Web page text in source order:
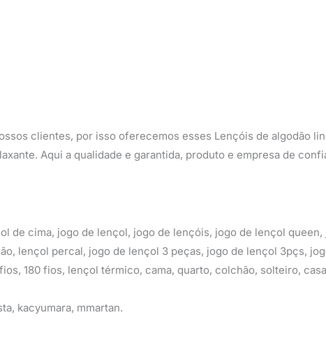
clientes, por isso oferecemos esses Lençóis de algodão
Aqui a qualidade e garantida, produto e empresa de
de cima, jogo de lençol, jogo de lençóis, jogo de lençol
lençol percal, jogo de lençol 3 peças, jogo de lençol 3pçs,
180 fios, lençol térmico, cama, quarto, colchão, solteiro,
kacyumara, mmartan.